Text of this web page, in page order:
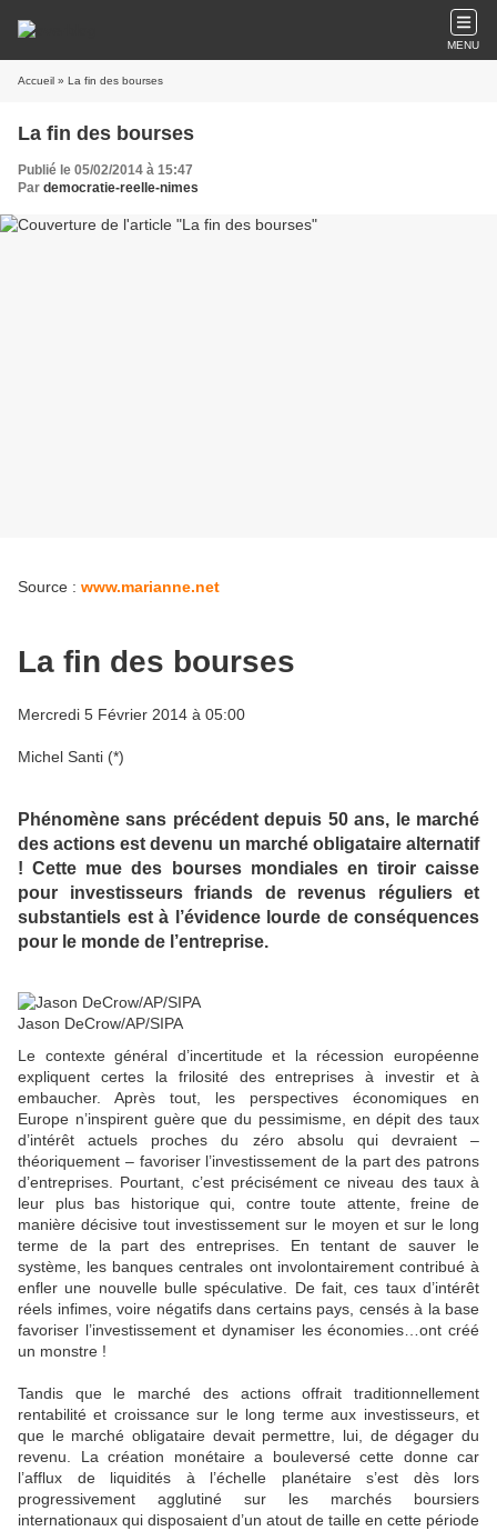
MENU
Accueil » La fin des bourses
La fin des bourses
Publié le 05/02/2014 à 15:47
Par democratie-reelle-nimes
Source : www.marianne.net
La fin des bourses
Mercredi 5 Février 2014 à 05:00
Michel Santi (*)
Phénomène sans précédent depuis 50 ans, le marché
des actions est devenu un marché obligataire alternatif
! Cette mue des bourses mondiales en tiroir caisse
pour investisseurs friands de revenus réguliers et
substantiels est à l’évidence lourde de conséquences
pour le monde de l’entreprise.
Jason DeCrow/AP/SIPA
Le contexte général d’incertitude et la récession européenne
expliquent certes la frilosité des entreprises à investir et à
embaucher. Après tout, les perspectives économiques en
Europe n’inspirent guère que du pessimisme, en dépit des taux
d’intérêt actuels proches du zéro absolu qui devraient –
théoriquement – favoriser l’investissement de la part des patrons
d’entreprises. Pourtant, c’est précisément ce niveau des taux à
leur plus bas historique qui, contre toute attente, freine de
manière décisive tout investissement sur le moyen et sur le long
terme de la part des entreprises. En tentant de sauver le
système, les banques centrales ont involontairement contribué à
enfler une nouvelle bulle spéculative. De fait, ces taux d’intérêt
réels infimes, voire négatifs dans certains pays, censés à la base
favoriser l’investissement et dynamiser les économies…ont créé
un monstre !
Tandis que le marché des actions offrait traditionnellement
rentabilité et croissance sur le long terme aux investisseurs, et
que le marché obligataire devait permettre, lui, de dégager du
revenu. La création monétaire a bouleversé cette donne car
l’afflux de liquidités à l’échelle planétaire s’est dès lors
progressivement agglutiné sur les marchés boursiers
internationaux qui disposaient d’un atout de taille en cette période